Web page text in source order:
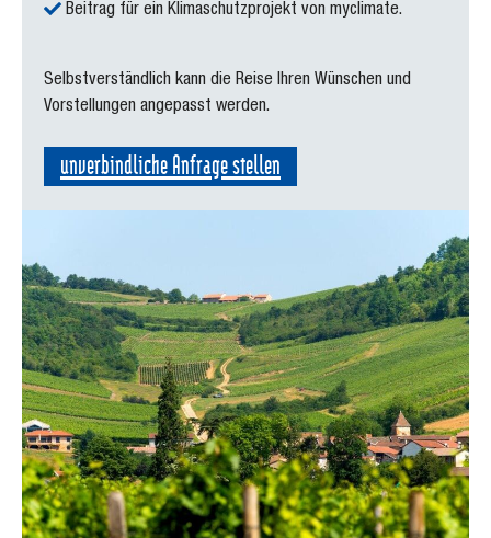
Beitrag für ein Klimaschutzprojekt von myclimate.
Selbstverständlich kann die Reise Ihren Wünschen und
Vorstellungen angepasst werden.
unverbindliche Anfrage stellen